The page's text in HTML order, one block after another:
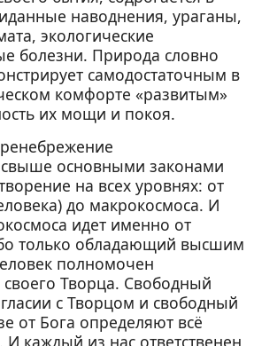
наводнения, ураганы,
экологические
болезни. Природа словно
самодостаточным в
комфорте «развитым»
их мощи и покоя.
основными законами
на всех уровнях: от
до макрокосмоса. И
идет именно от
только обладающий высшим
полномочен
Творца. Свободный
с Творцом и свободный
от Бога определяют всё
каждый из нас ответственен